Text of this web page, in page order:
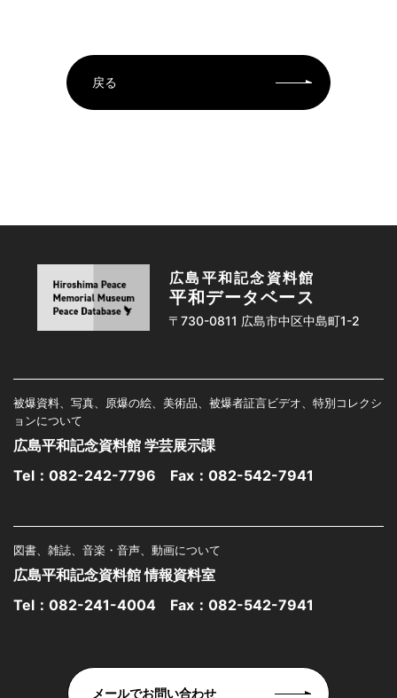
戻る
広島平和記念資料館
平和データベース
〒730-0811 広島市中区中島町1-2
被爆資料、写真、原爆の絵、美術品、被爆者証言ビデオ、特別コレクシ
ョンについて
広島平和記念資料館 学芸展示課
Tel： 082-242-7796 Fax：082-542-7941
図書、雑誌、音楽・音声、動画について
広島平和記念資料館 情報資料室
Tel： 082-241-4004 Fax：082-542-7941
メールでお問い合わせ